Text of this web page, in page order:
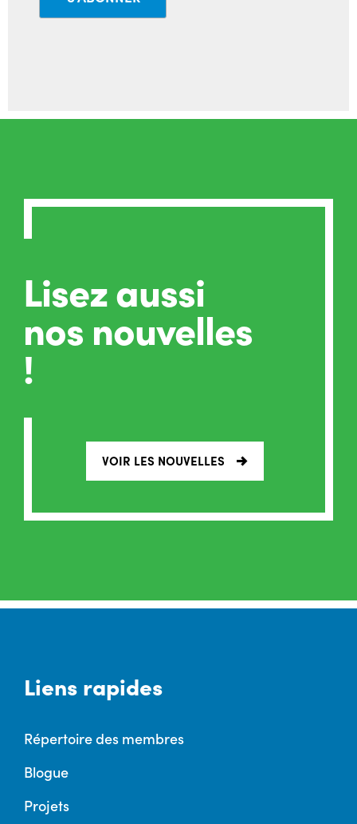
Lisez aussi
nos nouvelles
!
VOIR LES NOUVELLES
Liens rapides
Répertoire des membres
Blogue
Projets